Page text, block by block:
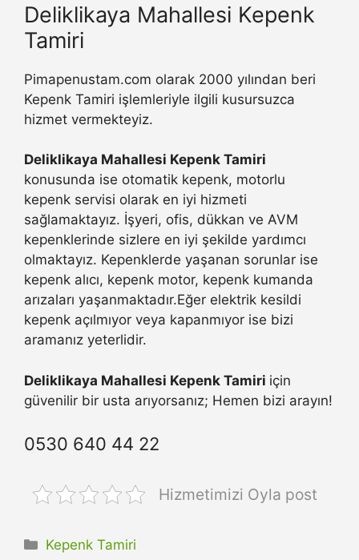
Deliklikaya Mahallesi Kepenk
Tamiri
Pimapenustam.com olarak 2000 yılından beri
Kepenk Tamiri işlemleriyle ilgili kusursuzca
hizmet vermekteyiz.
Deliklikaya Mahallesi Kepenk Tamiri
konusunda ise otomatik kepenk, motorlu
kepenk servisi olarak en iyi hizmeti
sağlamaktayız. İşyeri, ofis, dükkan ve AVM
kepenklerinde sizlere en iyi şekilde yardımcı
olmaktayız. Kepenklerde yaşanan sorunlar ise
kepenk alıcı, kepenk motor, kepenk kumanda
arızaları yaşanmaktadır.Eğer elektrik kesildi
kepenk açılmıyor veya kapanmıyor ise bizi
aramanız yeterlidir.
Deliklikaya Mahallesi Kepenk Tamiri için
güvenilir bir usta arıyorsanız; Hemen bizi arayın!
0530 640 44 22
Hizmetimizi Oyla post
Kategoriler
Kepenk Tamiri